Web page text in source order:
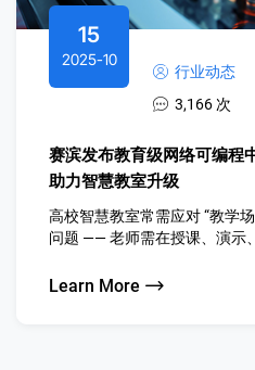
15
2025-10
行业动态
3,166 次
赛滨发布教育级网络可编程
助力智慧教室升级
高校智慧教室常需应对 “教学
问题 —— 老师需在授课、演示
Learn More